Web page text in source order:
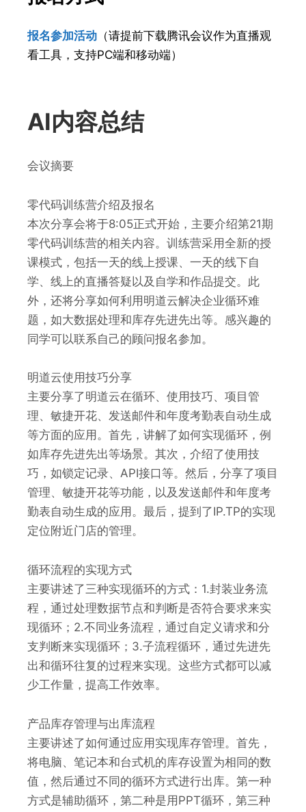
报名参加活动 （请提前下载腾讯会议作为直播观
看工具，支持PC端和移动端）
AI内容总结
会议摘要
零代码训练营介绍及报名
本次分享会将于8:05正式开始，主要介绍第21期
零代码训练营的相关内容。训练营采用全新的授
课模式，包括一天的线上授课、一天的线下自
学、线上的直播答疑以及自学和作品提交。此
外，还将分享如何利用明道云解决企业循环难
题，如大数据处理和库存先进先出等。感兴趣的
同学可以联系自己的顾问报名参加。
明道云使用技巧分享
主要分享了明道云在循环、使用技巧、项目管
理、敏捷开花、发送邮件和年度考勤表自动生成
等方面的应用。首先，讲解了如何实现循环，例
如库存先进先出等场景。其次，介绍了使用技
巧，如锁定记录、API接口等。然后，分享了项目
管理、敏捷开花等功能，以及发送邮件和年度考
勤表自动生成的应用。最后，提到了IP.TP的实现
定位附近门店的管理。
循环流程的实现方式
主要讲述了三种实现循环的方式：1.封装业务流
程，通过处理数据节点和判断是否符合要求来实
现循环；2.不同业务流程，通过自定义请求和分
支判断来实现循环；3.子流程循环，通过先进先
出和循环往复的过程来实现。这些方式都可以减
少工作量，提高工作效率。
产品库存管理与出库流程
主要讲述了如何通过应用实现库存管理。首先，
将电脑、笔记本和台式机的库存设置为相同的数
值，然后通过不同的循环方式进行出库。第一种
方式是辅助循环，第二种是用PPT循环，第三种